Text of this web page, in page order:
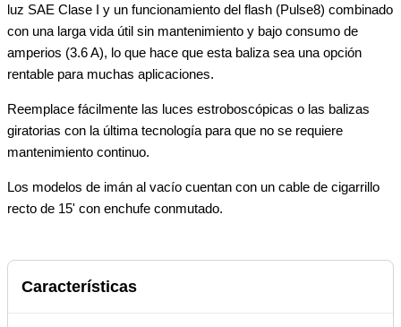
luz SAE Clase I y un funcionamiento del flash (Pulse8) combinado
con una larga vida útil sin mantenimiento y bajo consumo de
amperios (3.6 A), lo que hace que esta baliza sea una opción
rentable para muchas aplicaciones.
Reemplace fácilmente las luces estroboscópicas o las balizas
giratorias con la última tecnología para que no se requiere
mantenimiento continuo.
Los modelos de imán al vacío cuentan con un cable de cigarrillo
recto de 15' con enchufe conmutado.
Características